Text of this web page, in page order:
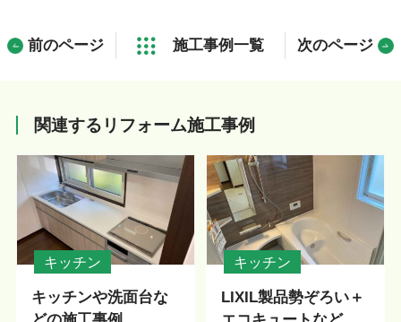
前のページ 施工事例一覧 次のページ
関連するリフォーム施工事例
キッチン
キッチンや洗面台な
キッチン
LIXIL製品勢ぞろい＋